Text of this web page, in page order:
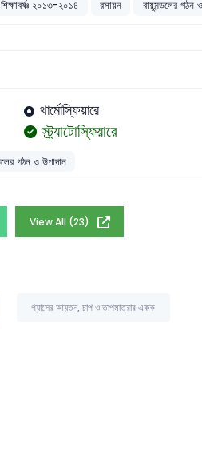
২০১৩-২০১৪ রসায়ন বায়ুমন্ডলের গঠন
থার্মোস্ফিয়ারে
স্ট্র্যাটোস্ফিয়ারে
গঠন ও উপাদান
View All (23)
গ্যাসের আয়তন, চাপ ও তাপমাত্রার একক